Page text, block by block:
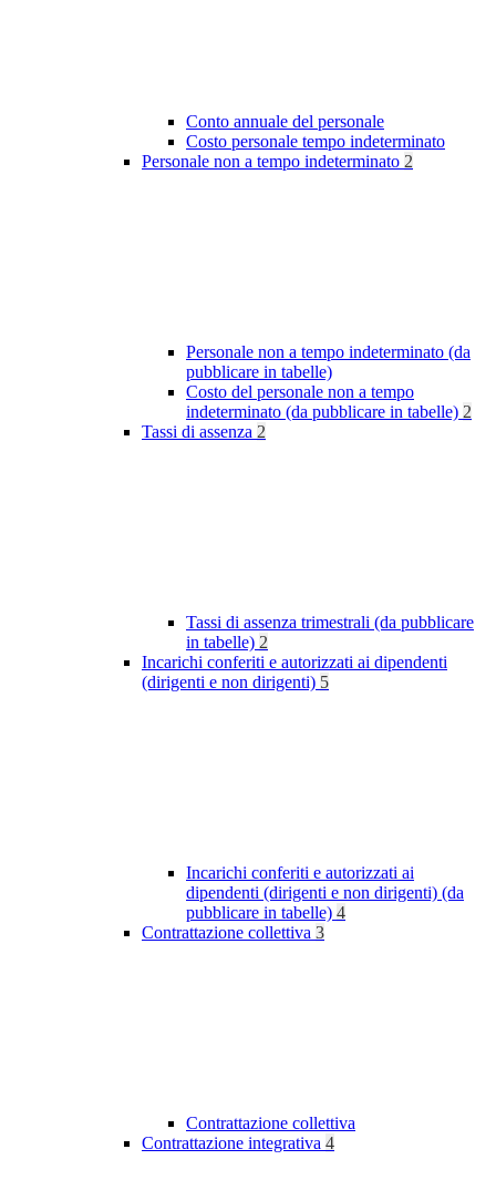
Conto annuale del personale
Costo personale tempo indeterminato
Personale non a tempo indeterminato 2
Personale non a tempo indeterminato (da
pubblicare in tabelle)
Costo del personale non a tempo
indeterminato (da pubblicare in tabelle) 2
Tassi di assenza 2
Tassi di assenza trimestrali (da pubblicare
in tabelle) 2
Incarichi conferiti e autorizzati ai dipendenti
(dirigenti e non dirigenti) 5
Incarichi conferiti e autorizzati ai
dipendenti (dirigenti e non dirigenti) (da
pubblicare in tabelle) 4
Contrattazione collettiva 3
Contrattazione collettiva
Contrattazione integrativa 4